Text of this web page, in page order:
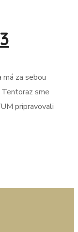
za sebou
sme
pripravovali